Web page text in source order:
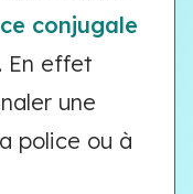
conjugale
. En effet
une
police ou à